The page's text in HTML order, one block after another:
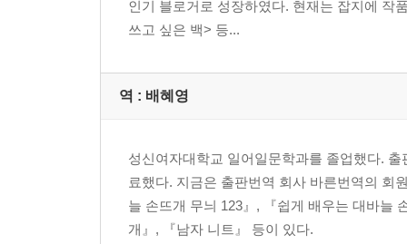
인기 블로거로 성장하였다. 현재는 잡지에 작
쓰고 싶은 백> 등...
역 : 배혜영
성신여자대학교 일어일문학과를 졸업했다.
료했다. 지금은 출판번역 회사 바른번역의 회
늘 손뜨개 무늬 123』, 『쉽게 배우는 대바늘
개』, 『남자 니트』 등이 있다.